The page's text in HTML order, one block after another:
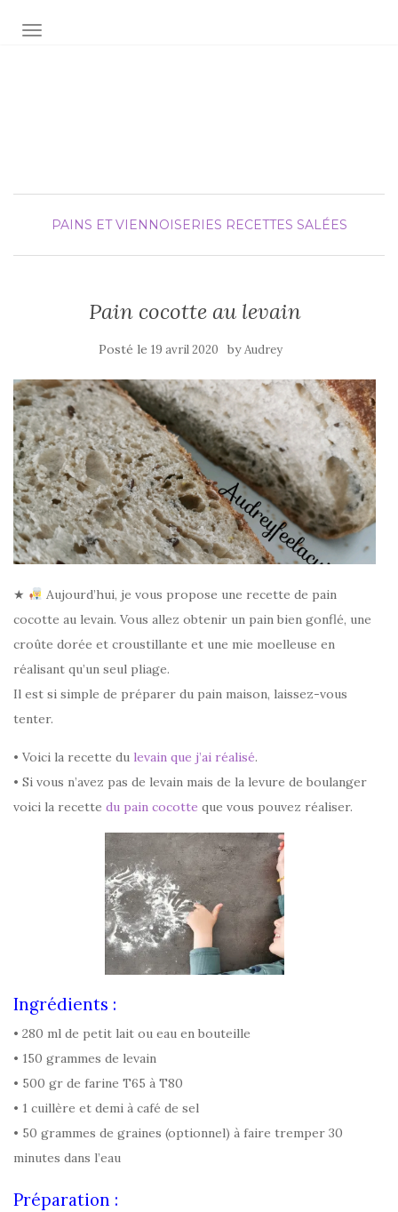
AFFICHER/MASQUER LA NAVIGATION
PAINS ET VIENNOISERIES RECETTES SALÉES
Pain cocotte au levain
Posté le 19 avril 2020 byAudrey
★
Aujourd’hui, je vous propose une recette de pain
cocotte au levain. Vous allez obtenir un pain bien gonflé, une
croûte dorée et croustillante et une mie moelleuse en
réalisant qu’un seul pliage.
Il est si simple de préparer du pain maison, laissez-vous
tenter.
• Voici la recette du levain que j’ai réalisé.
• Si vous n’avez pas de levain mais de la levure de boulanger
voici la recette du pain cocotte que vous pouvez réaliser.
Ingrédients :
• 280 ml de petit lait ou eau en bouteille
• 150 grammes de levain
• 500 gr de farine T65 à T80
• 1 cuillère et demi à café de sel
• 50 grammes de graines (optionnel) à faire tremper 30
minutes dans l’eau
Préparation :